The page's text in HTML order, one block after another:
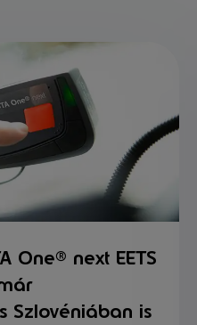
One® next EETS
Szlovéniában is